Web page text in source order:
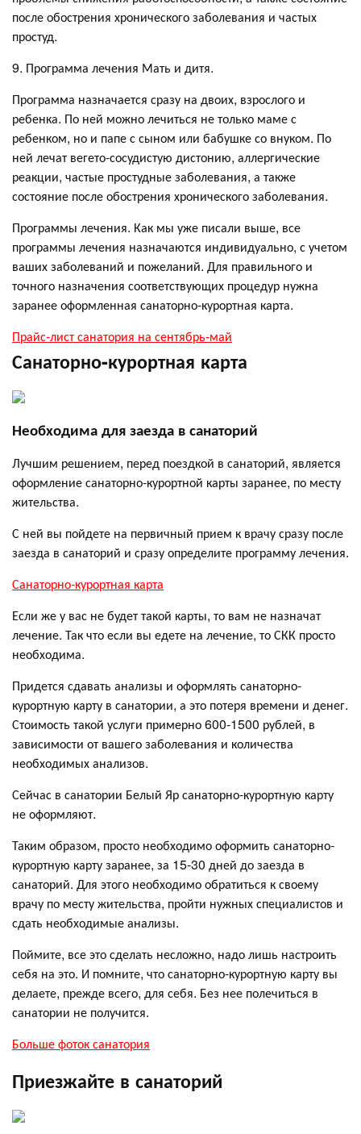
после обострения хронического заболевания и частых
простуд.
9. Программа лечения Мать и дитя.
Программа назначается сразу на двоих, взрослого и
ребенка. По ней можно лечиться не только маме с
ребенком, но и папе с сыном или бабушке со внуком. По
ней лечат вегето-сосудистую дистонию, аллергические
реакции, частые простудные заболевания, а также
состояние после обострения хронического заболевания.
Программы лечения. Как мы уже писали выше, все
программы лечения назначаются индивидуально, с учетом
ваших заболеваний и пожеланий. Для правильного и
точного назначения соответствующих процедур нужна
заранее оформленная санаторно-курортная карта.
Прайс-лист санатория на сентябрь-май
Санаторно-курортная карта
Необходима для заезда в санаторий
Лучшим решением, перед поездкой в санаторий, является
оформление санаторно-курортной карты заранее, по месту
жительства.
С ней вы пойдете на первичный прием к врачу сразу после
заезда в санаторий и сразу определите программу лечения.
Санаторно-курортная карта
Если же у вас не будет такой карты, то вам не назначат
лечение. Так что если вы едете на лечение, то СКК просто
необходима.
Придется сдавать анализы и оформлять санаторно-
курортную карту в санатории, а это потеря времени и денег.
Стоимость такой услуги примерно 600-1500 рублей, в
зависимости от вашего заболевания и количества
необходимых анализов.
Сейчас в санатории Белый Яр санаторно-курортную карту
не оформляют.
Таким образом, просто необходимо оформить санаторно-
курортную карту заранее, за 15-30 дней до заезда в
санаторий. Для этого необходимо обратиться к своему
врачу по месту жительства, пройти нужных специалистов и
сдать необходимые анализы.
Поймите, все это сделать несложно, надо лишь настроить
себя на это. И помните, что санаторно-курортную карту вы
делаете, прежде всего, для себя. Без нее полечиться в
санатории не получится.
Больше фоток санатория
Приезжайте в санаторий